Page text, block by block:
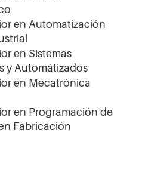
en Automatización
en Sistemas
y Automátizados
en Mecatrónica
en Programación de
Fabricación